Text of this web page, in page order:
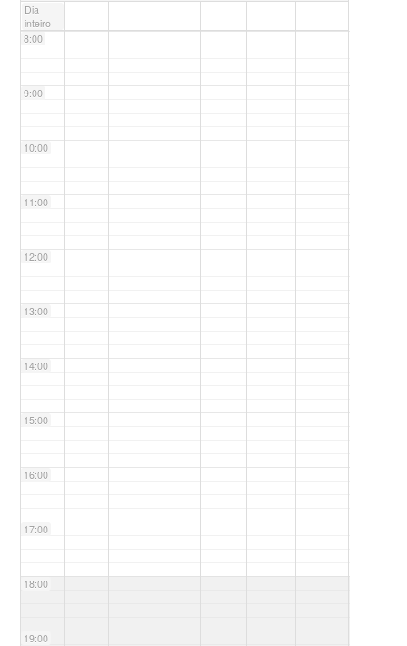
Dia
inteiro
8:00
9:00
10:00
11:00
12:00
13:00
14:00
15:00
16:00
17:00
18:00
19:00